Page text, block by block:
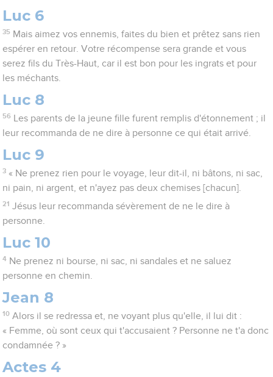
Luc 6
35 Mais aimez vos ennemis, faites du bien et prêtez sans rien
espérer en retour. Votre récompense sera grande et vous
serez fils du Très-Haut, car il est bon pour les ingrats et pour
les méchants.
Luc 8
56
Les parents de la jeune fille furent remplis d'étonnement ; il
leur recommanda de ne dire à personne ce qui était arrivé.
Luc 9
3 « Ne prenez rien pour le voyage, leur dit-il, ni bâtons, ni sac,
ni pain, ni argent, et n'ayez pas deux chemises [chacun].
21 Jésus leur recommanda sévèrement de ne le dire à
personne.
Luc 10
4 Ne prenez ni bourse, ni sac, ni sandales et ne saluez
personne en chemin.
Jean 8
10 Alors il se redressa et, ne voyant plus qu'elle, il lui dit :
« Femme, où sont ceux qui t'accusaient ? Personne ne t'a donc
condamnée ? »
Actes 4